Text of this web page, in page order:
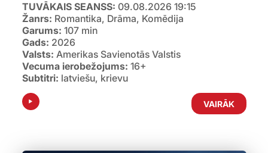
TUVĀKAIS SEANSS: 09.08.2026 19:15
Žanrs: Romantika, Drāma, Komēdija
Garums: 107 min
Gads: 2026
Valsts: Amerikas Savienotās Valstis
Vecuma ierobežojums: 16+
Subtitri: latviešu, krievu
VAIRĀK